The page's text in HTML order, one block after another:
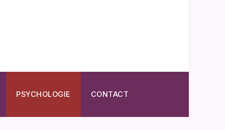
PSYCHOLOGIE CONTACT